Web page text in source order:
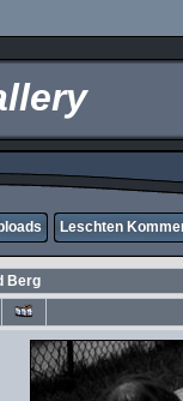
Leschten
Berg